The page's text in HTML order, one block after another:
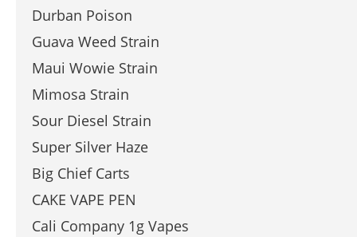
Durban Poison
Guava Weed Strain
Maui Wowie Strain
Mimosa Strain
Sour Diesel Strain
Super Silver Haze
Big Chief Carts
CAKE VAPE PEN
Cali Company 1g Vapes